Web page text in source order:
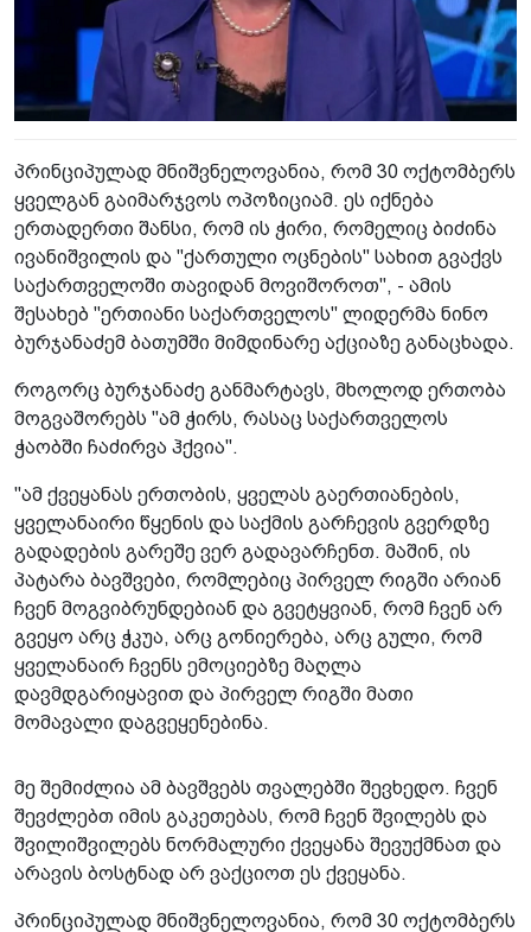
პრინციპულად მნიშვნელოვანია, რომ 30 ოქტომბერს
ყველგან გაიმარჯვოს ოპოზიციამ. ეს იქნება
ერთადერთი შანსი, რომ ის ჭირი, რომელიც ბიძინა
ივანიშვილის და "ქართული ოცნების" სახით გვაქვს
საქართველოში თავიდან მოვიშოროთ", - ამის
შესახებ "ერთიანი საქართველოს" ლიდერმა ნინო
ბურჯანაძემ ბათუმში მიმდინარე აქციაზე განაცხადა.
როგორც ბურჯანაძე განმარტავს, მხოლოდ ერთობა
მოგვაშორებს "ამ ჭირს, რასაც საქართველოს
ჭაობში ჩაძირვა ჰქვია".
"ამ ქვეყანას ერთობის, ყველას გაერთიანების,
ყველანაირი წყენის და საქმის გარჩევის გვერდზე
გადადების გარეშე ვერ გადავარჩენთ. მაშინ, ის
პატარა ბავშვები, რომლებიც პირველ რიგში არიან
ჩვენ მოგვიბრუნდებიან და გვეტყვიან, რომ ჩვენ არ
გვეყო არც ჭკუა, არც გონიერება, არც გული, რომ
ყველანაირ ჩვენს ემოციებზე მაღლა
დავმდგარიყავით და პირველ რიგში მათი
მომავალი დაგვეყენებინა.
მე შემიძლია ამ ბავშვებს თვალებში შევხედო. ჩვენ
შევძლებთ იმის გაკეთებას, რომ ჩვენ შვილებს და
შვილიშვილებს ნორმალური ქვეყანა შევუქმნათ და
არავის ბოსტნად არ ვაქციოთ ეს ქვეყანა.
პრინციპულად მნიშვნელოვანია, რომ 30 ოქტომბერს